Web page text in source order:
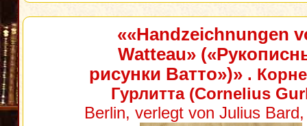
««Handzeichnungen
Watteau»
рисунки Ватто»)».
Гурлитта (Cornelius
Berlin, verlegt von Julius Bard,